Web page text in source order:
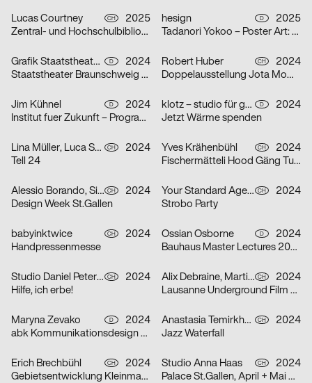
Lucas Courtney CH
2025
Zentral- und Hochschulbibliothek Luzern
hesign D
2025
Tadanori Yokoo – Poster Art: Original Posters from 1965 – 2025
Grafik Staatstheater Braunschweig, Running Water Creative Group, Studio Max Kuwertz D
2024
Staatstheater Braunschweig „Die Hölle ist leer, alle Teufel sind hier“
Robert Huber CH
2024
Doppelausstellung Jota Mombaça & Steffani Jemison
Jim Kühnel D
2024
Institut fuer Zukunft – Programmplakate
klotz – studio für gestaltung D
2024
Jetzt Wärme spenden
Lina Müller, Luca Schenardi, Wietlisbach Sophie CH
2024
Tell 24
Yves Krähenbühl CH
2024
Fischermätteli Hood Gäng Turbo-Tour
Alessio Borando, Sino Borando CH
2024
Design Week St.Gallen
Your Standard Agency CH
2024
Strobo Party
babyinktwice CH
2024
Handpressenmesse
Ossian Osborne D
2024
Bauhaus Master Lectures 2024
Studio Daniel Peter, Alice Kolb CH
2024
Hilfe, ich erbe!
Alix Debraine, Martial Grin CH
2024
Lausanne Underground Film & Music Festival (LUFF) 2024
Maryna Zevako D
2024
abk Kommunikationsdesign Workshops
Anastasia Temirkhan CH
2024
Jazz Waterfall
Erich Brechbühl CH
2024
Gebietsentwicklung Kleinmatt-/Bireggstrasse
Studio Anna Haas CH
2024
Palace St.Gallen, April + Mai 2024